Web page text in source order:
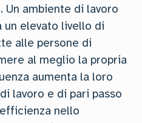
Un ambiente di lavoro
elevato livello di
alle persone di
al meglio la propria
aumenta la loro
lavoro e di pari passo
nello